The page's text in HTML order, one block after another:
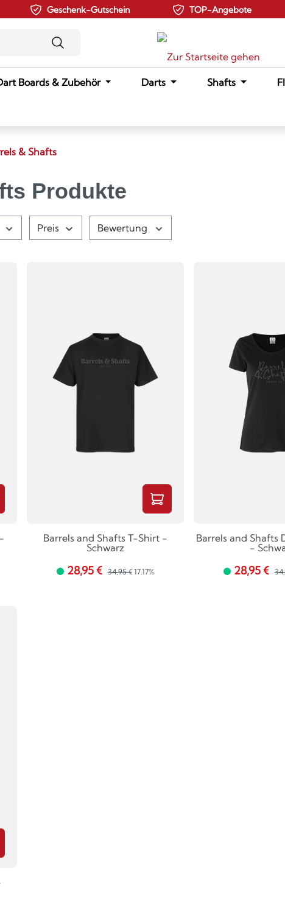
Geschenk-Gutschein TOP-Angebote
Boards & Zubehör Darts Shafts
& Shafts
Produkte
Preis Bewertung
Barrels and Shafts T-Shirt -
Schwarz
28,95 € 34,95 € 17.17%
Barrels and Shafts
-
28,95 €